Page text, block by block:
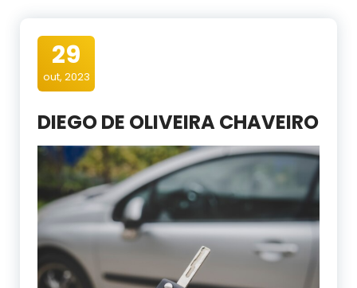
29
out, 2023
DIEGO DE OLIVEIRA CHAVEIRO